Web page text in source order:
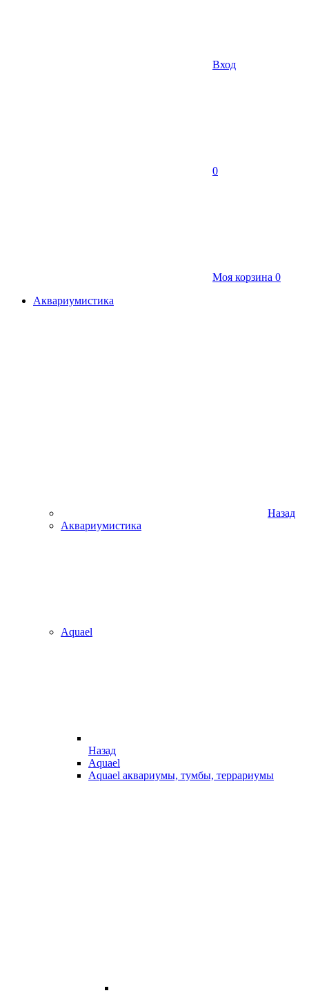
Вход
0
Моя корзина 0
Аквариумистика
Назад
Аквариумистика
Aquael
Назад
Aquael
Aquael аквариумы, тумбы, террариумы